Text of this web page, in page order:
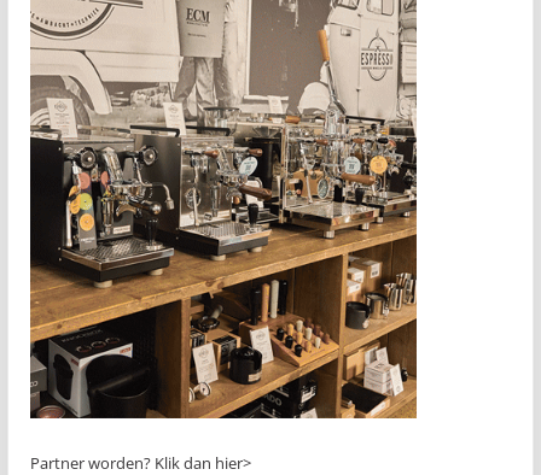
Partner worden? Klik dan hier>